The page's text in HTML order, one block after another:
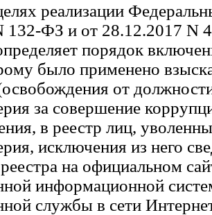
реализации
132-ФЗ и от 28.12.2017 N
порядок
было применено
от
за совершение
в реестр лиц,
исключения из него
на официальном
информационной
службы в сети